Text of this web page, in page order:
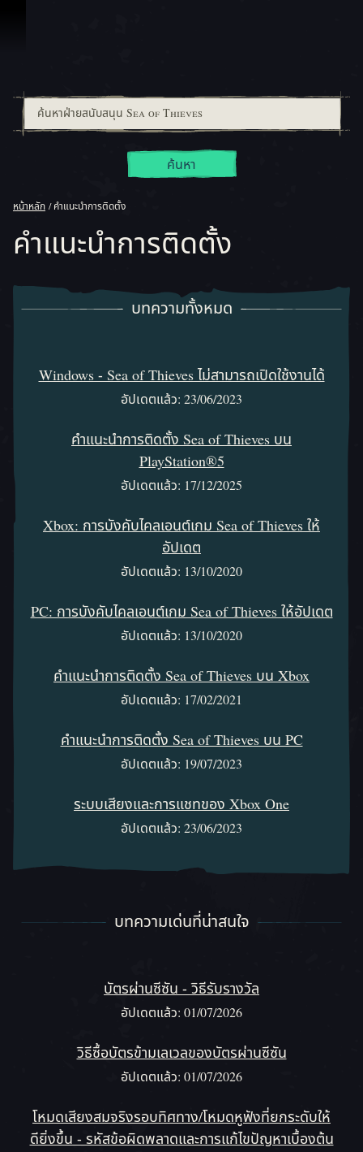
ค้นหา
หน้าหลัก คำแนะนำการติดตั้ง
คำแนะนำการติดตั้ง
บทความทั้งหมด
Windows - Sea of Thieves ไม่สามารถเปิดใช้งานได้
อัปเดตแล้ว: 23/06/2023
คําแนะนําการติดตั้ง Sea of Thieves บน
PlayStation®5
อัปเดตแล้ว: 17/12/2025
Xbox: การบังคับไคลเอนต์เกม Sea of Thieves ให้
อัปเดต
อัปเดตแล้ว: 13/10/2020
PC: การบังคับไคลเอนต์เกม Sea of Thieves ให้อัปเดต
อัปเดตแล้ว: 13/10/2020
คำแนะนำการติดตั้ง Sea of Thieves บน Xbox
อัปเดตแล้ว: 17/02/2021
คำแนะนำการติดตั้ง Sea of Thieves บน PC
อัปเดตแล้ว: 19/07/2023
ระบบเสียงและการแชทของ Xbox One
อัปเดตแล้ว: 23/06/2023
บทความเด่นที่น่าสนใจ
บัตรผ่านซีซัน - วิธีรับรางวัล
อัปเดตแล้ว: 01/07/2026
วิธีซื้อบัตรข้ามเลเวลของบัตรผ่านซีซัน
อัปเดตแล้ว: 01/07/2026
โหมดเสียงสมจริงรอบทิศทาง/โหมดหูฟังที่ยกระดับให้
ดียิ่งขึ้น - รหัสข้อผิดพลาดและการแก้ไขปัญหาเบื้องต้น